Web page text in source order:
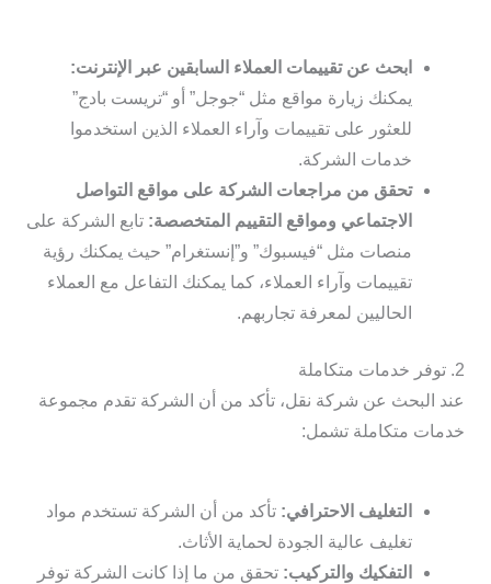
ابحث عن تقييمات العملاء السابقين عبر الإنترنت:
يمكنك زيارة مواقع مثل “جوجل” أو “تريست بادج”
للعثور على تقييمات وآراء العملاء الذين استخدموا
خدمات الشركة.
تحقق من مراجعات الشركة على مواقع التواصل
الاجتماعي ومواقع التقييم المتخصصة: تابع الشركة على
منصات مثل “فيسبوك” و”إنستغرام” حيث يمكنك رؤية
تقييمات وآراء العملاء، كما يمكنك التفاعل مع العملاء
الحاليين لمعرفة تجاربهم.
2. توفر خدمات متكاملة
عند البحث عن شركة نقل، تأكد من أن الشركة تقدم مجموعة
خدمات متكاملة تشمل:
التغليف الاحترافي: تأكد من أن الشركة تستخدم مواد
تغليف عالية الجودة لحماية الأثاث.
التفكيك والتركيب: تحقق من ما إذا كانت الشركة توفر